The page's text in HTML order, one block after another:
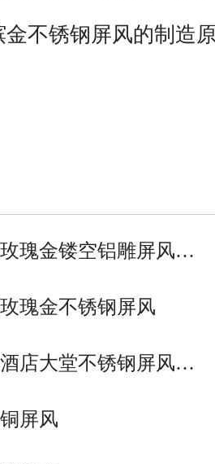
金不锈钢屏风的制造
瑰金镂空铝雕屏风…
瑰金不锈钢屏风
店大堂不锈钢屏风…
屏风